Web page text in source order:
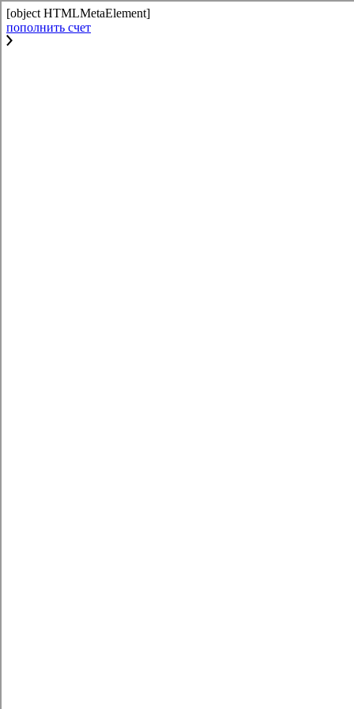
[object HTMLMetaElement]
пополнить счет